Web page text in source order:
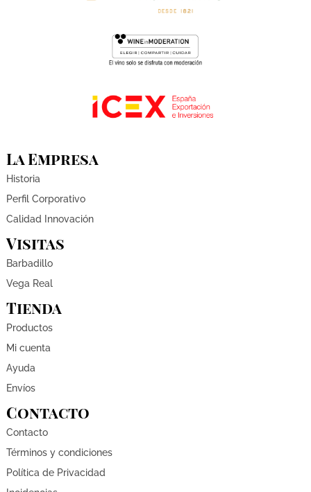
La Empresa
Historia
Perfil Corporativo
Calidad Innovación
Visitas
Barbadillo
Vega Real
Tienda
Productos
Mi cuenta
Ayuda
Envíos
Contacto
Contacto
Términos y condiciones
Política de Privacidad